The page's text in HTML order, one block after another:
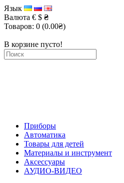
Язык
Валюта € $ ₴
Товаров: 0 (0.00₴)
В корзине пусто!
Приборы
Автоматика
Товары для детей
Материалы и инструмент
Аксессуары
АУДИО-ВИДЕО